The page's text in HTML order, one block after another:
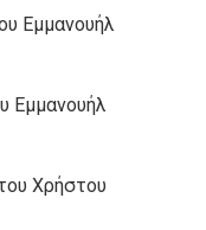
Εμμανουήλ
Εμμανουήλ
του Χρήστου